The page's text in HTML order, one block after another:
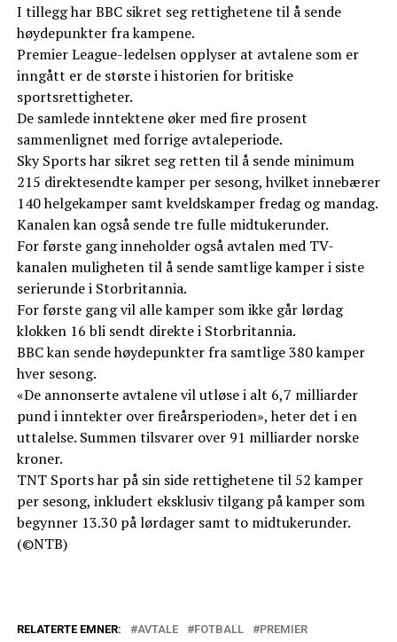
I tillegg har BBC sikret seg rettighetene til å sende
høydepunkter fra kampene.
Premier League-ledelsen opplyser at avtalene som er
inngått er de største i historien for britiske
sportsrettigheter.
De samlede inntektene øker med fire prosent
sammenlignet med forrige avtaleperiode.
Sky Sports har sikret seg retten til å sende minimum
215 direktesendte kamper per sesong, hvilket innebærer
140 helgekamper samt kveldskamper fredag og mandag.
Kanalen kan også sende tre fulle midtukerunder.
For første gang inneholder også avtalen med TV-
kanalen muligheten til å sende samtlige kamper i siste
serierunde i Storbritannia.
For første gang vil alle kamper som ikke går lørdag
klokken 16 bli sendt direkte i Storbritannia.
BBC kan sende høydepunkter fra samtlige 380 kamper
hver sesong.
«De annonserte avtalene vil utløse i alt 6,7 milliarder
pund i inntekter over fireårsperioden», heter det i en
uttalelse. Summen tilsvarer over 91 milliarder norske
kroner.
TNT Sports har på sin side rettighetene til 52 kamper
per sesong, inkludert eksklusiv tilgang på kamper som
begynner 13.30 på lørdager samt to midtukerunder.
(©NTB)
RELATERTE EMNER: AVTALE FOTBALL PREMIER